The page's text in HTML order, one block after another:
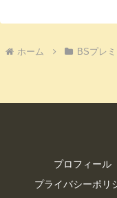
ホーム BSプレ
プロフィール
プライバシーポリ